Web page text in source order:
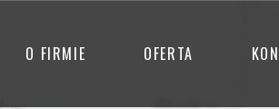
O FIRMIE OFERTA